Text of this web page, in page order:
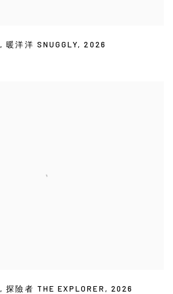
,暖洋洋 SNUGGLY,2026
,探險者 THE EXPLORER , 2026